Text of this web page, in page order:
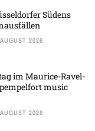
Südens
2026
im Maurice-Ravel-
music
2026